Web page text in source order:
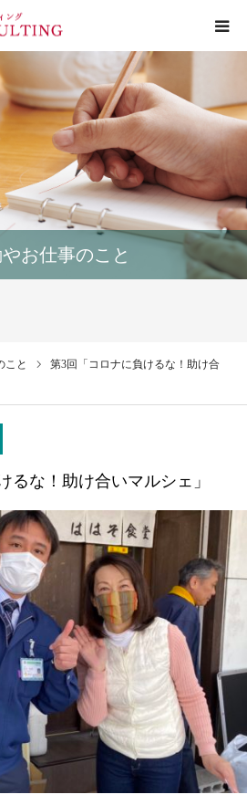
お仕事のこと
こと
第3回「コロナに負けるな！助け合
るな！助け合いマルシェ」